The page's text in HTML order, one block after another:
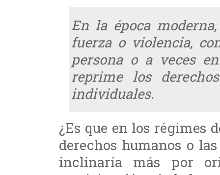
En la época
fuerza o violencia,
persona o a veces
reprime los
individuales.
¿Es que en los régimes
derechos humanos o
inclinaría más por